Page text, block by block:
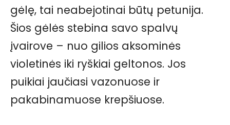
gėlę, tai neabejotinai būtų petunija.
Šios gėlės stebina savo spalvų
įvairove – nuo gilios aksominės
violetinės iki ryškiai geltonos. Jos
puikiai jaučiasi vazonuose ir
pakabinamuose krepšiuose.